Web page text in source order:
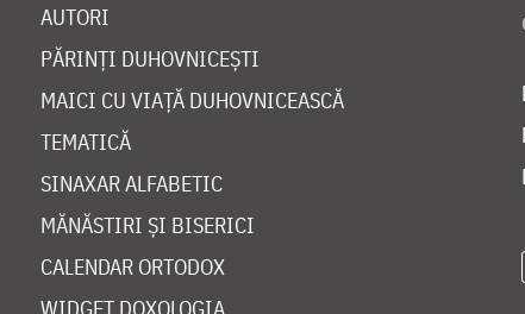
AUTORI
PĂRINȚI DUHOVNICEȘTI
MAICI CU VIAȚĂ DUHOVNICEASCĂ
TEMATICĂ
SINAXAR ALFABETIC
MĂNĂSTIRI ȘI BISERICI
CALENDAR ORTODOX
WIDGET DOXOLOGIA